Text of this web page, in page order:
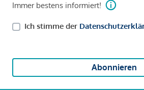
Immer bestens informiert!
Ich stimme der
Abonnieren